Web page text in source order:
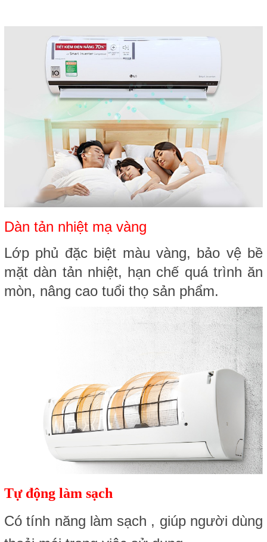
Dàn tản nhiệt mạ vàng
Lớp phủ đặc biệt màu vàng, bảo vệ bề
mặt dàn tản nhiệt, hạn chế quá trình ăn
mòn, nâng cao tuổi thọ sản phẩm.
Tự động làm sạch
Có tính năng làm sạch , giúp người dùng